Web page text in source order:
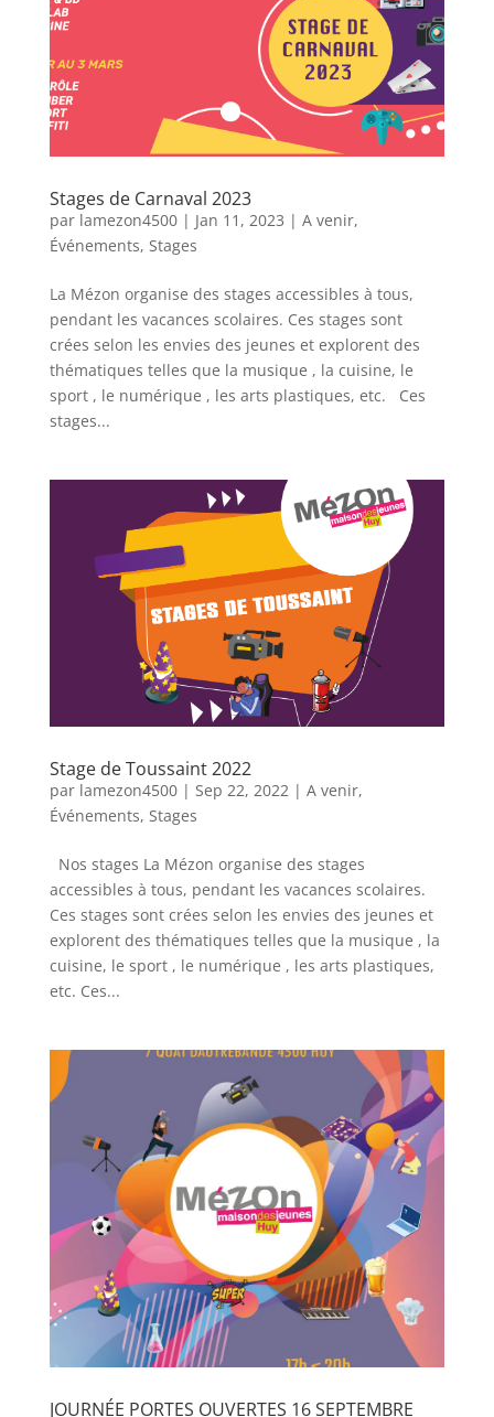
Stages de Carnaval 2023
par lamezon4500| Jan 11, 2023 | A venir,
Événements, Stages
La Mézon organise des stages accessibles à tous,
pendant les vacances scolaires. Ces stages sont
crées selon les envies des jeunes et explorent des
thématiques telles que la musique , la cuisine, le
sport , le numérique , les arts plastiques, etc. Ces
stages...
Stage de Toussaint 2022
par lamezon4500| Sep 22, 2022| A venir,
Événements, Stages
Nos stages La Mézon organise des stages
accessibles à tous, pendant les vacances scolaires.
Ces stages sont crées selon les envies des jeunes et
explorent des thématiques telles que la musique , la
cuisine, le sport , le numérique , les arts plastiques,
etc. Ces...
JOURNÉE PORTES OUVERTES 16 SEPTEMBRE